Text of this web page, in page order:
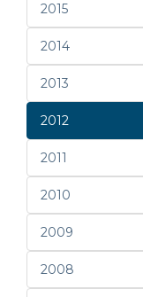
2015
2014
2013
2012
2011
2010
2009
2008